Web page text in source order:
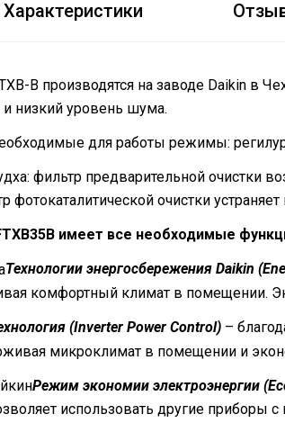
Характеристики
B производятся на заводе Daikin в
низкий уровень шума.
для работы режимы:
фильтр предварительной очистки
фотокаталитической очистки
имеет все необходимые
Технологии энергосбережения Daikin
комфортный климат в помещении.
(Inverter Power Control) –
микроклимат в помещении и
Режим экономии электроэнергии
использовать другие